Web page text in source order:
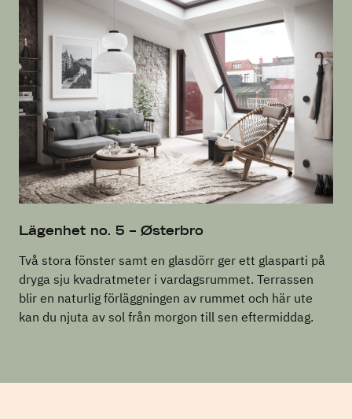
Lägenhet no. 5 – Østerbro
Två stora fönster samt en glasdörr ger ett glasparti på
dryga sju kvadratmeter i vardagsrummet. Terrassen
blir en naturlig förläggningen av rummet och här ute
kan du njuta av sol från morgon till sen eftermiddag.